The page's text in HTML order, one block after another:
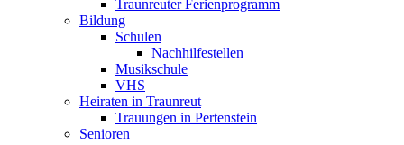
Traunreuter Ferienprogramm
Bildung
Schulen
Nachhilfestellen
Musikschule
VHS
Heiraten in Traunreut
Trauungen in Pertenstein
Senioren